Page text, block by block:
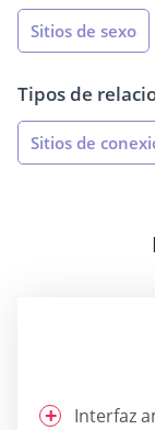
Sitios de sexo
Tipos de
Sitios de
Interfaz